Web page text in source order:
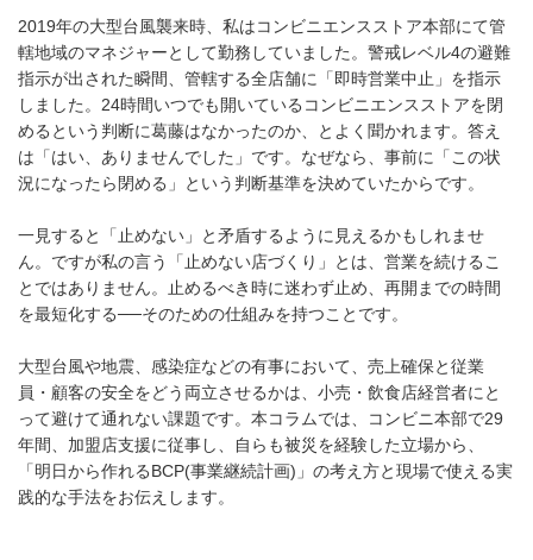
2019年の大型台風襲来時、私はコンビニエンスストア本部にて管
轄地域のマネジャーとして勤務していました。警戒レベル4の避難
指示が出された瞬間、管轄する全店舗に「即時営業中止」を指示
しました。24時間いつでも開いているコンビニエンスストアを閉
めるという判断に葛藤はなかったのか、とよく聞かれます。答え
は「はい、ありませんでした」です。なぜなら、事前に「この状
況になったら閉める」という判断基準を決めていたからです。
一見すると「止めない」と矛盾するように見えるかもしれませ
ん。ですが私の言う「止めない店づくり」とは、営業を続けるこ
とではありません。止めるべき時に迷わず止め、再開までの時間
を最短化する──そのための仕組みを持つことです。
大型台風や地震、感染症などの有事において、売上確保と従業
員・顧客の安全をどう両立させるかは、小売・飲食店経営者にと
って避けて通れない課題です。本コラムでは、コンビニ本部で29
年間、加盟店支援に従事し、自らも被災を経験した立場から、
「明日から作れるBCP(事業継続計画)」の考え方と現場で使える実
践的な手法をお伝えします。